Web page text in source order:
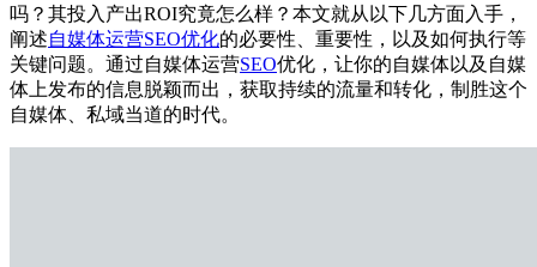
吗？其投入产出ROI究竟怎么样？本文就从以下几方面入手，
阐述自媒体运营SEO优化的必要性、重要性，以及如何执行等
关键问题。通过自媒体运营SEO优化，让你的自媒体以及自媒
体上发布的信息脱颖而出，获取持续的流量和转化，制胜这个
自媒体、私域当道的时代。